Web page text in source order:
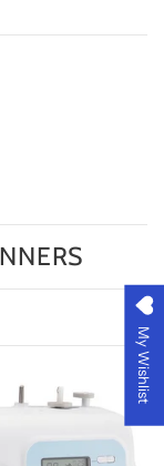
My Wishlist